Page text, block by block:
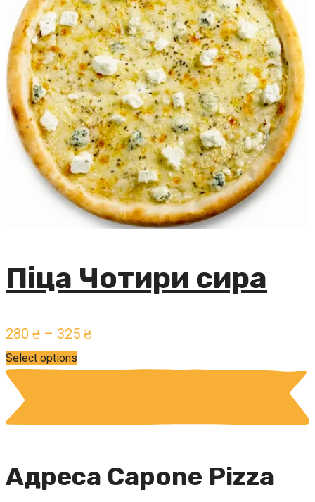
Піца Чотири сира
280 ₴ – 325 ₴
Select options
Адреса Capone Pizza